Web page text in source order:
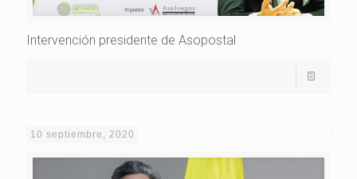
Intervención presidente de Asopostal
10 septiembre, 2020